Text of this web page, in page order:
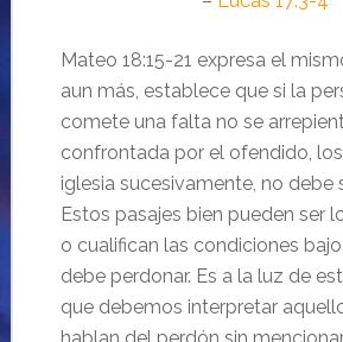
Mateo 18:15-21 expresa el
aun más, establece que si la
comete una falta no se
confrontada por el ofendido,
iglesia sucesivamente, no debe
Estos pasajes bien pueden ser
o cualifican las condiciones
debe perdonar. Es a la luz de
que debemos interpretar